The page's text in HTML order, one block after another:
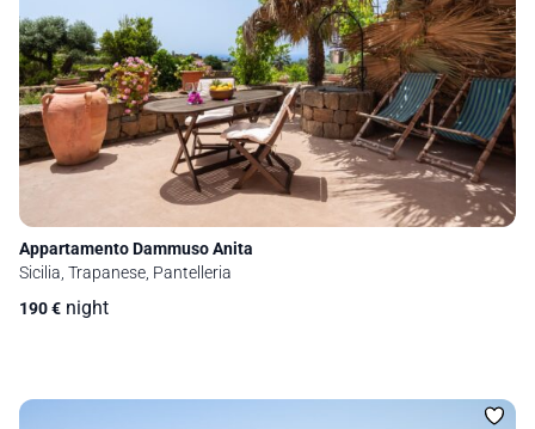
Appartamento Dammuso Anita
Sicilia, Trapanese, Pantelleria
190€ night